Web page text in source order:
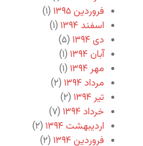
فروردین ۱۳۹۵
(۱)
اسفند ۱۳۹۴
(۱)
دی ۱۳۹۴
(۵)
آبان ۱۳۹۴
(۱)
مهر ۱۳۹۴
(۱)
مرداد ۱۳۹۴
(۲)
تیر ۱۳۹۴
(۲)
خرداد ۱۳۹۴
(۷)
اردیبهشت ۱۳۹۴
(۲)
فروردین ۱۳۹۴
(۲)